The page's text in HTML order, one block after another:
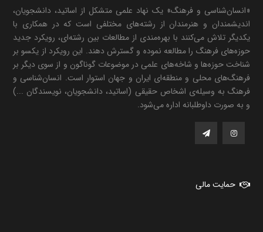
«انسان‌شناسی و فرهنگ» یک نهاد علمی متشکل از اساتید، دانشجویان،
اندیشمندان و هنرمندان از رشته‌های مختلفی است که در همکاری با
یکدیگر تلاش می‌کنند با بهره‌مندی از مطالعات بین رشته‌ای، رویکرد جدید
حوزه‌های فرهنگ را مطالعه نموده و گسترش دهند. این رویکرد از یکسو بر
شناخت حوزه‌ها و شاخه‌های علمی در موضوعات گوناگون و از سوی دیگر بر
فرهنگ‌های محلی و منطقه‌ای ایران و جهان استوار است. انسان‌شناسی و
فرهنگ به وسیله‌ی اشخاص حقیقی (اساتید، دانشجویان، نویسندگان ...)
و به صورت داوطلبانه اداره می‌شود.
حمایت مالی